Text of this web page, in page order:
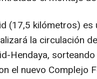
(17,5 kilómetros) es
la circulación
Hendaya,
el nuevo Complejo